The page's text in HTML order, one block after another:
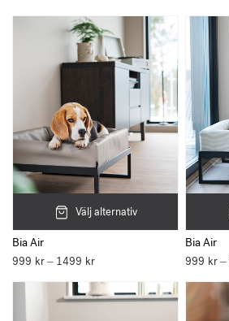
Välj alternativ
Bia Air
999 kr – 1499 krPrisintervall:
till
1499 kr
Bia Air
999 kr –